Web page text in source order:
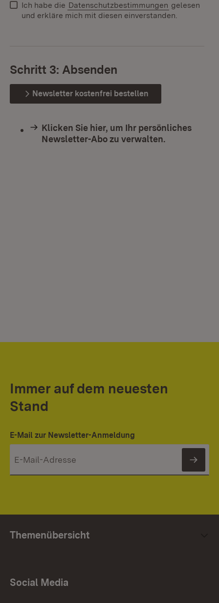
Ich habe die Datenschutzbestimmungen gelesen
und erkläre mich mit diesen einverstanden.
Schritt 3: Absenden
Newsletter kostenfrei bestellen
Klicken Sie hier, um Ihr persönliches
Newsletter-Abo zu verwalten.
Immer auf dem neuesten
Stand
E-Mail zur Newsletter-Anmeldung
Themenübersicht
Social Media